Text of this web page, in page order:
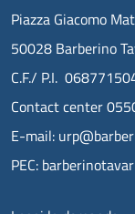
Piazza Giacomo
50028 Barberino
C.F./ P.I.
Contact center
E-mail:
PEC: